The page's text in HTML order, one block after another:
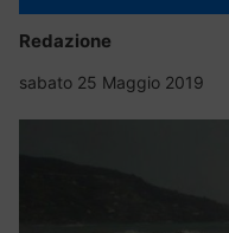
Redazione
sabato 25 Maggio 2019